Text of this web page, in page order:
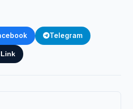
Telegram